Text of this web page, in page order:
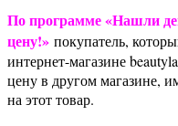
По программе «Нашли
цену!» покупатель,
интернет-магазине
цену в другом магазине,
на этот товар.